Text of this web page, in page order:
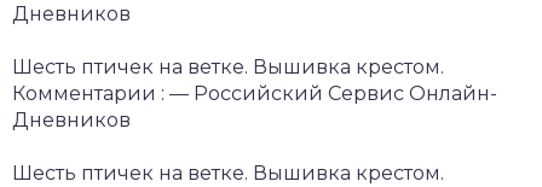
Дневников
Шесть птичек на ветке. Вышивка крестом.
Комментарии : — Российский Сервис Онлайн-
Дневников
Шесть птичек на ветке. Вышивка крестом.